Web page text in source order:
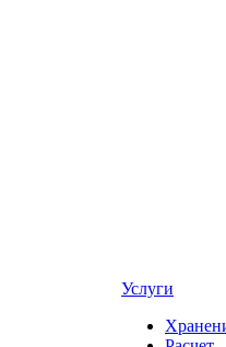
Услуги